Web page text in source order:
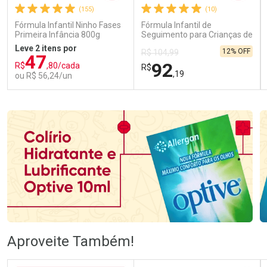
(155)
Fórmula Infantil Ninho Fases
Primeira Infância 800g
Leve 2 itens por
R$47,80/cada
ou R$ 56,24/un
(10)
Fórmula Infantil de
Seguimento para Crianças de
Primeira Infância Nestonutri
2 Unidades de 800g cada
R$ 104,99
R$92,19
12% OFF
Laboratório
Por Menos
Aproveite Também!